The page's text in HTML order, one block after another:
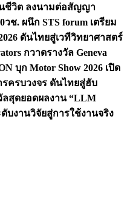
ชีวิต ลงนามต่อสัญญา
วช. ผนึก STS forum เตรียม
ดันไทยสู่เวทีวิทยาศาสตร์
กวาดรางวัล Geneva
บุก Motor Show 2026 เปิด
รครบวงจร ดันไทยสู่ฮับ
ลสุดยอดผลงาน “LLM
บงานวิจัยสู่การใช้งานจริง